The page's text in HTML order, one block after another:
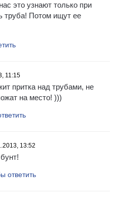
это узнают только при
труба! Потом ищут ее
11:15
притка над трубами, не
на место! )))
13:52
ответить